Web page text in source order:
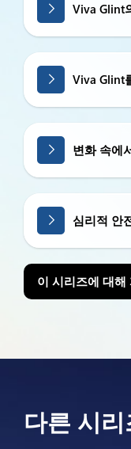
Viva Glint
Viva Glint
변화 속에
심리적 안
이 시리즈에 대
다른 시